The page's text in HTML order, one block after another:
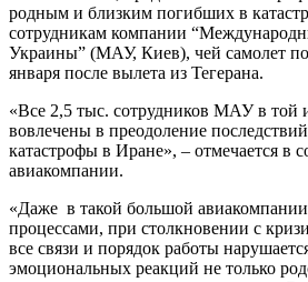
родным и близким погибших в
сотрудникам компании
Украины” (МАУ, Киев), чей самолет
января после вылета из Тегерана.
«Все 2,5 тыс. сотрудников МАУ в той
вовлечены в преодоление
катастрофы в Иране», – отмечается в
авиакомпании.
«Даже в такой большой
процессами, при столкновении с
все связи и порядок работы
эмоциональных реакций не только